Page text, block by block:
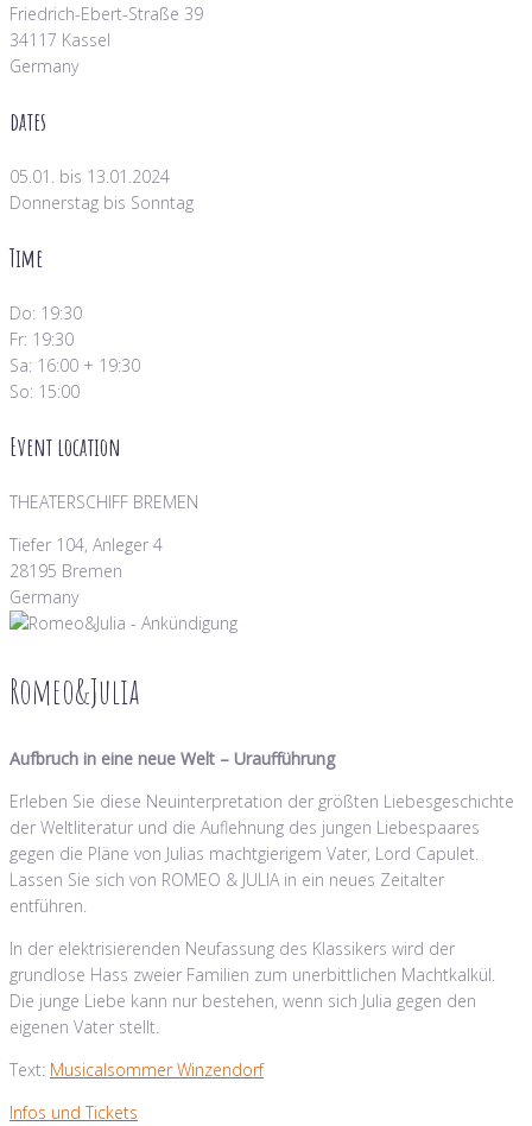
Friedrich-Ebert-Straße 39
34117 Kassel
Germany
dates
05.01. bis 13.01.2024
Donnerstag bis Sonntag
Time
Do: 19:30
Fr: 19:30
Sa: 16:00 + 19:30
So: 15:00
Event location
THEATERSCHIFF BREMEN
Tiefer 104, Anleger 4
28195 Bremen
Germany
Romeo&Julia
Aufbruch in eine neue Welt – Uraufführung
Erleben Sie diese Neuinterpretation der größten Liebesgeschichte
der Weltliteratur und die Auflehnung des jungen Liebespaares
gegen die Pläne von Julias machtgierigem Vater, Lord Capulet.
Lassen Sie sich von ROMEO & JULIA in ein neues Zeitalter
entführen.
In der elektrisierenden Neufassung des Klassikers wird der
grundlose Hass zweier Familien zum unerbittlichen Machtkalkül.
Die junge Liebe kann nur bestehen, wenn sich Julia gegen den
eigenen Vater stellt.
Text: Musicalsommer Winzendorf
Infos und Tickets